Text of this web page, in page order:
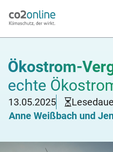
Ökostrom-
echte
13.05.2025
Anne Weißbach und